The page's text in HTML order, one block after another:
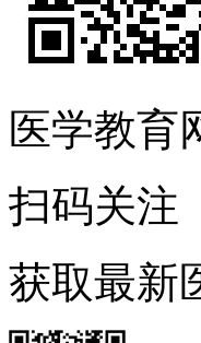
医学教育
扫码关注
获取最新